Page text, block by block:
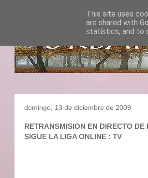
domingo, 13 de diciembre de 2009
RETRANSMISION EN DIRECTO
SIGUE LA LIGA ONLINE : TV
This site uses
are shared with
statistics, and to